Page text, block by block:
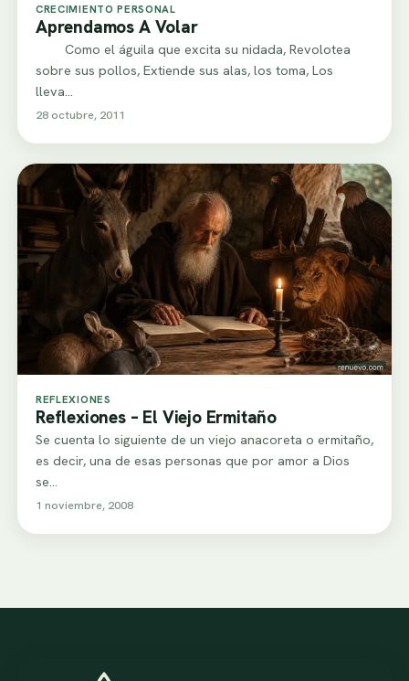
CRECIMIENTO PERSONAL
Aprendamos A Volar
Como el águila que excita su nidada, Revolotea
sobre sus pollos, Extiende sus alas, los toma, Los
lleva…
28 octubre, 2011
REFLEXIONES
Reflexiones – El Viejo Ermitaño
Se cuenta lo siguiente de un viejo anacoreta o ermitaño,
es decir, una de esas personas que por amor a Dios
se…
1 noviembre, 2008